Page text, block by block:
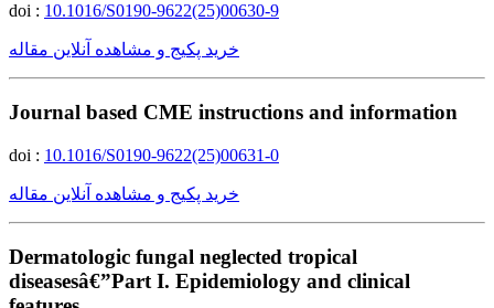
doi : 10.1016/S0190-9622(25)00630-9
خرید پکیج و مشاهده آنلاین مقاله
Journal based CME instructions and information
doi : 10.1016/S0190-9622(25)00631-0
خرید پکیج و مشاهده آنلاین مقاله
Dermatologic fungal neglected tropical
diseasesâ€”Part I. Epidemiology and clinical